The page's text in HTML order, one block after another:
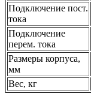
Подключение пост.
тока
Подключение
перем. тока
Размеры корпуса,
мм
Вес, кг